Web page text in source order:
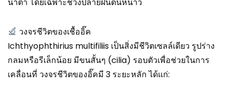
วงจรชีวิตของเชื้ออิ๊ค
Ichthyophthirius multifiliis เป็นสิ่งมีชีวิตเซลล์เดียว รูปร่าง
กลมหรือรีเล็กน้อย มีขนสั้นๆ (cilia) รอบตัวเพื่อช่วยในการ
เคลื่อนที่ วงจรชีวิตของอิ๊คมี 3 ระยะหลัก ได้แก่: